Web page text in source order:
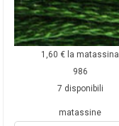
1,60€ la matassina
986
7 disponibili
matassine